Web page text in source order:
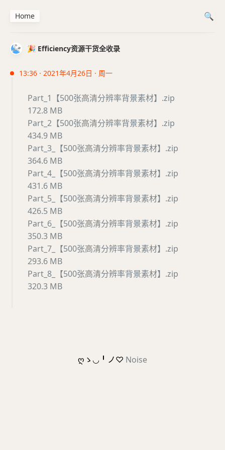
🎉 Efficiency资源干货全收录
13:36 · 2021年4月26日 · 周一
Part_1【500张高清分辨率背景素材】.zip
172.8 MB
Part_2【500张高清分辨率背景素材】.zip
434.9 MB
Part_3_【500张高清分辨率背景素材】.zip
364.6 MB
Part_4_【500张高清分辨率背景素材】.zip
431.6 MB
Part_5_【500张高清分辨率背景素材】.zip
426.5 MB
Part_6_【500张高清分辨率背景素材】.zip
350.3 MB
Part_7_【500张高清分辨率背景素材】.zip
293.6 MB
Part_8_【500张高清分辨率背景素材】.zip
320.3 MB
Home
ღゝ◡╹ノ♡ Noise